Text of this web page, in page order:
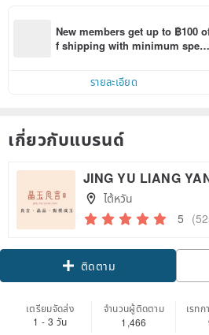
New members get up to ฿100
f shipping with minimum spen
within 7 days!
รายละเอียด
เกี่ยวกับแบรนด์
JING YU LIANG
ไต้หวัน
5
ติดตาม
เตรียมจัดส่ง
1 - 3 วัน
จำนวนผู้ติดตาม
1,466
เรท